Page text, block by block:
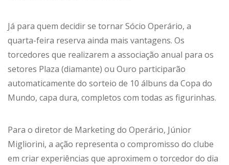
Já para quem decidir se tornar Sócio Operário, a
quarta-feira reserva ainda mais vantagens. Os
torcedores que realizarem a associação anual para os
setores Plaza (diamante) ou Ouro participarão
automaticamente do sorteio de 10 álbuns da Copa do
Mundo, capa dura, completos com todas as figurinhas.
Para o diretor de Marketing do Operário, Júnior
Migliorini, a ação representa o compromisso do clube
em criar experiências que aproximem o torcedor do dia